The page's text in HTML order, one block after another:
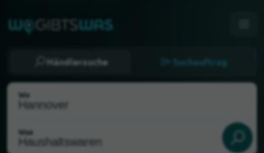
Händlersuche Suchauftrag
Wo
Was